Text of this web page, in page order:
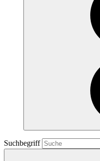
Suchbegriff